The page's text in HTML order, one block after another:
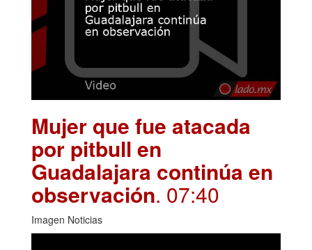
Mujer que fue atacada
por pitbull en
Guadalajara continúa en
observación. 07:40
Imagen Noticias